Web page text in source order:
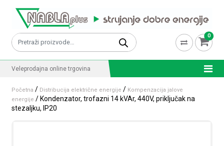
Pretraži: 0
Veleprodajna online trgovina
Početna / Distribucija električne energije / Kompenzacija jalove
energije / Kondenzator, trofazni 14 kVAr, 440V, priključak na
stezaljku, IP20